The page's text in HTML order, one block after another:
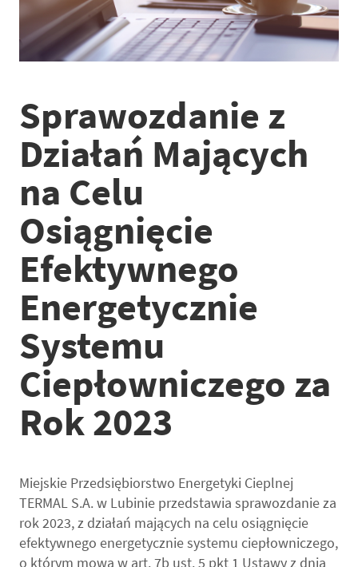
Sprawozdanie z
Działań Mających
na Celu
Osiągnięcie
Efektywnego
Energetycznie
Systemu
Ciepłowniczego za
Rok 2023
Miejskie Przedsiębiorstwo Energetyki Cieplnej
TERMAL S.A. w Lubinie przedstawia sprawozdanie za
rok 2023, z działań mających na celu osiągnięcie
efektywnego energetycznie systemu ciepłowniczego,
o którym mowa w art. 7b ust. 5 pkt 1 Ustawy z dnia